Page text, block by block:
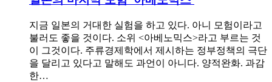
지금 일본의 거대한 실험을 하고 있다. 아니 모험이라고
불러도 좋을 것이다. 소위 <아베노믹스>라고 부르는 것
이 그것이다. 주류경제학에서 제시하는 정부정책의 극단
을 달리고 있다고 말해도 과언이 아니다. 양적완화. 과감
한…